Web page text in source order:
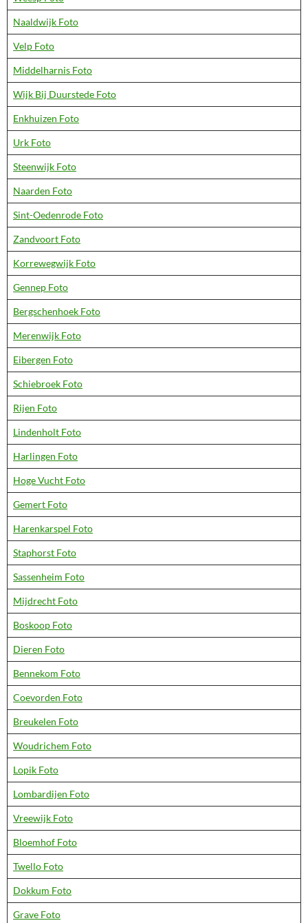
Naaldwijk Foto
Velp Foto
Middelharnis Foto
Wijk Bij Duurstede Foto
Enkhuizen Foto
Urk Foto
Steenwijk Foto
Naarden Foto
Sint-Oedenrode Foto
Zandvoort Foto
Korrewegwijk Foto
Gennep Foto
Bergschenhoek Foto
Merenwijk Foto
Eibergen Foto
Schiebroek Foto
Rijen Foto
Lindenholt Foto
Harlingen Foto
Hoge Vucht Foto
Gemert Foto
Harenkarspel Foto
Staphorst Foto
Sassenheim Foto
Mijdrecht Foto
Boskoop Foto
Dieren Foto
Bennekom Foto
Coevorden Foto
Breukelen Foto
Woudrichem Foto
Lopik Foto
Lombardijen Foto
Vreewijk Foto
Bloemhof Foto
Twello Foto
Dokkum Foto
Grave Foto